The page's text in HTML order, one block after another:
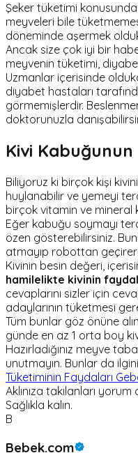
Şeker tüketimi konusunda
meyveleri bile
döneminde aşermek
Ancak size çok iyi bir
meyvenin tüketimi,
Uzmanlar içerisinde
diyabet hastaları
görmemişlerdir.
doktorunuzla
Kivi Kabuğunun
Biliyoruz ki birçok kişi
huylanabilir ve yemeyi
birçok vitamin ve mineral
Eğer kabuğu soymayı
özen gösterebilirsiniz.
atmayıp robottan
Kivinin besin değeri,
hamilelikte kivinin
cevaplarını sizler için
adaylarının tüketmesi
Tüm bunlar göz önüne
günde en az 1 orta boy
Hazırladığınız meyve
unutmayın. Bunlar da
Tüketiminin Faydaları
Aklınıza takılanları
Sağlıkla kalın.
B
Bebek.com